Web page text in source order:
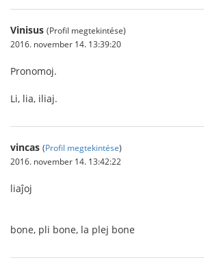
Vinisus (Profil megtekintése)
2016. november 14. 13:39:20
Pronomoj.
Li, lia, iliaj.
vincas (Profil megtekintése)
2016. november 14. 13:42:22
liaĵoj
bone, pli bone, la plej bone